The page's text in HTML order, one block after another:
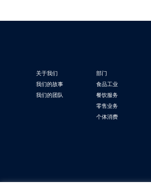
关于我们
我们的故事
我们的团队
部门
食品工业
餐饮服务
零售业务
个体消费